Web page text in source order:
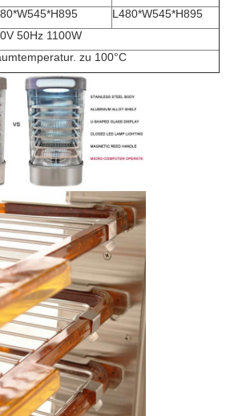
L480*W545*H895
50Hz 1100W
zu 100°C